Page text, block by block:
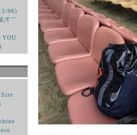
06)
|∇￣
YOU